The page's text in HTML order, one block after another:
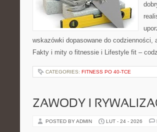
wskazówki dopasowane do codzienności,
Fakty i mity o fitnessie i Lifestyle fit –
CATEGORIES: FITNESS PO 40-TCE
ZAWODY I
POSTED BY ADMIN LUT - 24 - 2026